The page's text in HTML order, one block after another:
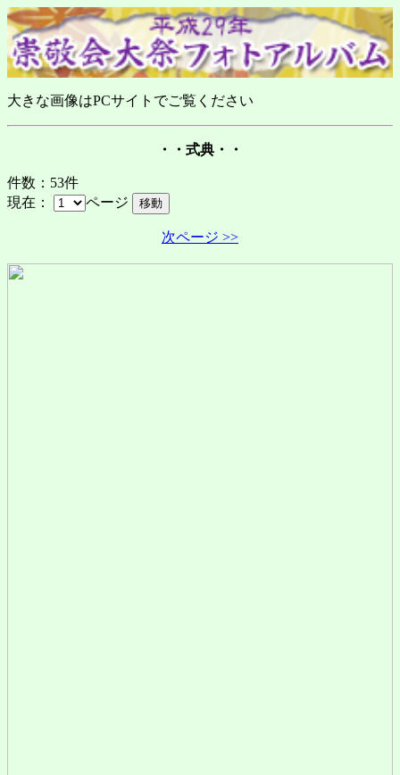
大きな画像はPCサイトでご覧ください
・・式典・・
件数：53件
現在：
ページ
次ページ >>